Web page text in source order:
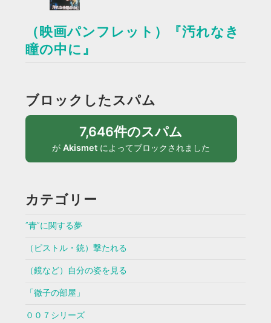
（映画パンフレット）『汚れなき
瞳の中に』
ブロックしたスパム
7,646件のスパム
がAkismet によってブロックされました
カテゴリー
”青”に関する夢
（ピストル・銃）撃たれる
（鏡など）自分の姿を見る
「徹子の部屋」
００７シリーズ